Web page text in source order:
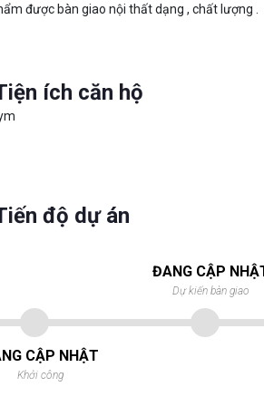
được bàn giao nội thất dạng , chất lượng .
ích căn hộ
độ dự án
CẬP NHẬT
Khởi công
ĐANG CẬP
Dự kiến bàn giao